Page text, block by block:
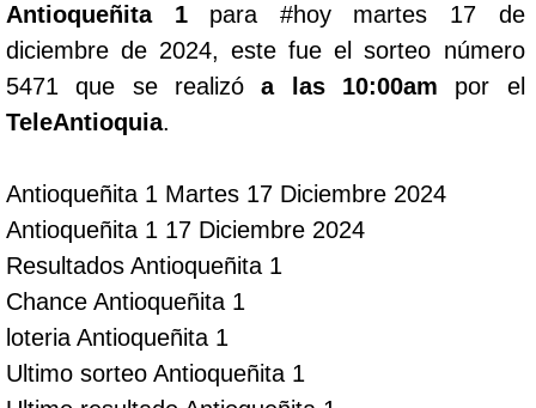
Lotería de Boyaca
Extra de Colombia
Antioqueñita Día
Antioqueñita Tarde
Astro Sol
Antioqueñita 1para #hoy martes 17 de
diciembre de 2024, este fue el sorteo número
5471 que se realizóa las 10:00am por el
TeleAntioquia.
Antioqueñita 1 Martes 17 Diciembre 2024
Antioqueñita 1 17 Diciembre 2024
Resultados Antioqueñita 1
Chance Antioqueñita 1
loteria Antioqueñita 1
Ultimo sorteo Antioqueñita 1